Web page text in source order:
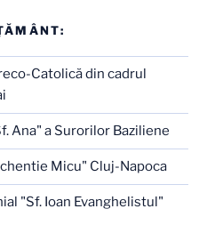
Catolică din cadrul
Ana" a Surorilor Baziliene
Micu" Cluj-Napoca
"Sf. Ioan Evanghelistul"